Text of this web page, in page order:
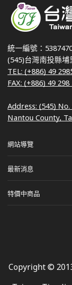
統一編號：
(545)台灣南投縣
TEL: (+886) 49
FAX: (+886) 49 298
Address: (545)
Nantou County,
網站導覽
最新消息
特價中商品
Copyright ©